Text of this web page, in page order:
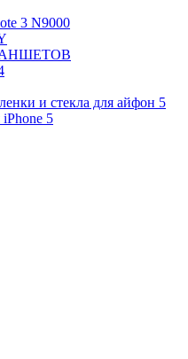
3 N9000
и стекла для айфон 5
5